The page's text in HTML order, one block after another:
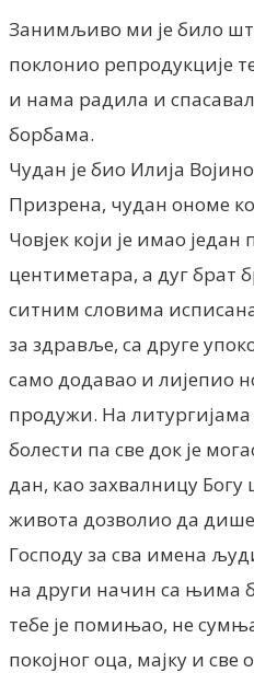
Занимљиво ми је било
поклонио репродукције
и нама радила и
борбама.
Чудан је био Илија
Призрена, чудан ономе ко
Човјек који је имао
центиметара, а дуг брат
ситним словима
за здравље, са друге
само додавао и лијепио
продужи. На литургијама
болести па све док је
дан, као захвалницу Богу
живота дозволио да
Господу за сва имена
на други начин са њима
тебе је помињао, не
покојног оца, мајку и